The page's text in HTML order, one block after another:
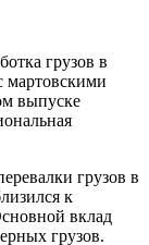
грузов в
мартовскими
выпуске
грузов в
к
вклад
грузов.